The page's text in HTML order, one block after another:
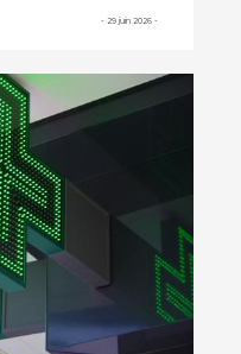
- 29 juin 2026 -